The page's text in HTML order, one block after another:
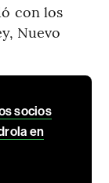
con los
Nuevo
socios
en